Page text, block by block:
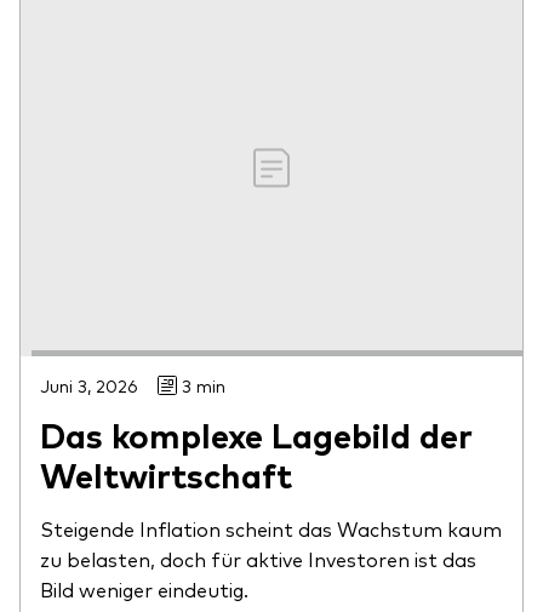
Juni 3, 2026 3 min
Das komplexe Lagebild der
Weltwirtschaft
Steigende Inflation scheint das Wachstum kaum
zu belasten, doch für aktive Investoren ist das
Bild weniger eindeutig.